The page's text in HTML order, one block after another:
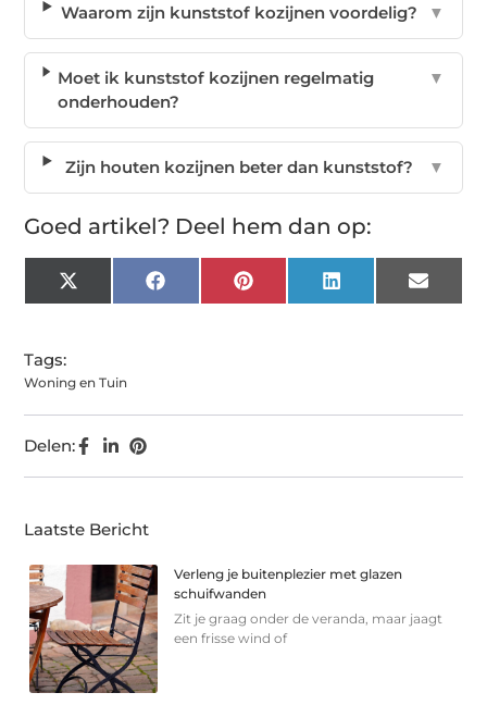
Waarom zijn kunststof kozijnen voordelig? ▼
Moet ik kunststof kozijnen regelmatig
onderhouden?
▼
Zijn houten kozijnen beter dan kunststof? ▼
Goed artikel? Deel hem dan op:
X
(Twitter)
Facebook Pinterest LinkedIn Email
Tags:
Woning en Tuin
Delen:
Laatste Bericht
Verleng je buitenplezier met glazen
schuifwanden
Zit je graag onder de veranda, maar jaagt
een frisse wind of